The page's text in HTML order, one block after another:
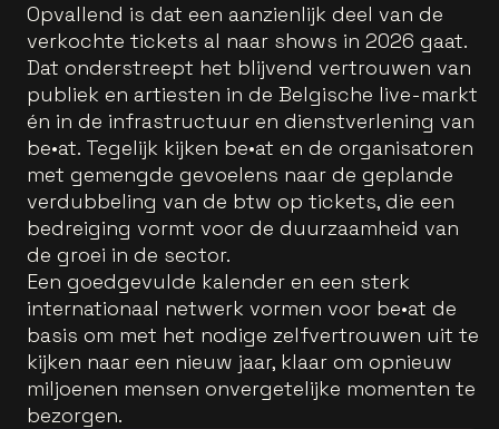
Opvallend is dat een aanzienlijk deel van de
verkochte tickets al naar shows in 2026 gaat.
Dat onderstreept het blijvend vertrouwen van
publiek en artiesten in de Belgische live-markt
én in de infrastructuur en dienstverlening van
be•at. Tegelijk kijken be•at en de organisatoren
met gemengde gevoelens naar de geplande
verdubbeling van de btw op tickets, die een
bedreiging vormt voor de duurzaamheid van
de groei in de sector.
Een goedgevulde kalender en een sterk
internationaal netwerk vormen voor be•at de
basis om met het nodige zelfvertrouwen uit te
kijken naar een nieuw jaar, klaar om opnieuw
miljoenen mensen onvergetelijke momenten te
bezorgen.